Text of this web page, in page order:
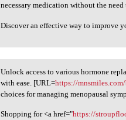
necessary medication without the need
Discover an effective way to improve
Unlock access to various
Unlock access to various hormone
with ease. [URL=https://
choices for managing menopausal
Shopping for <a href="https://